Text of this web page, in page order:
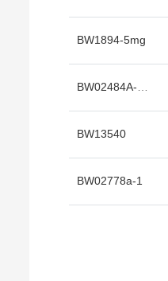
BW1894-5mg
BW13540
BW02778a-1